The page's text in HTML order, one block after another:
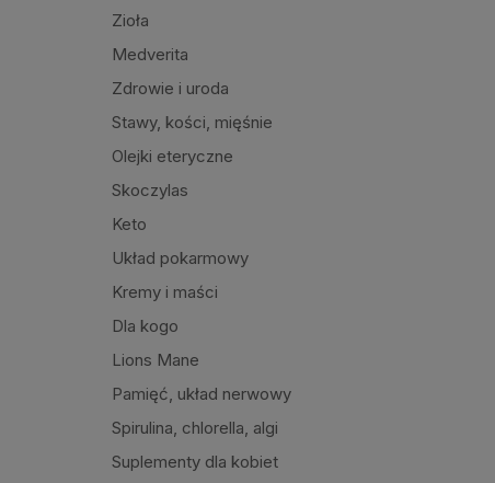
Zioła
Medverita
Zdrowie i uroda
Stawy, kości, mięśnie
Olejki eteryczne
Skoczylas
Keto
Układ pokarmowy
Kremy i maści
Dla kogo
Lions Mane
Pamięć, układ nerwowy
Spirulina, chlorella, algi
Suplementy dla kobiet